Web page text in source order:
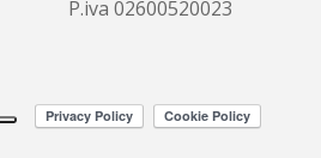
Luca Siletti
Altre recensioni
P.iva 02600520023